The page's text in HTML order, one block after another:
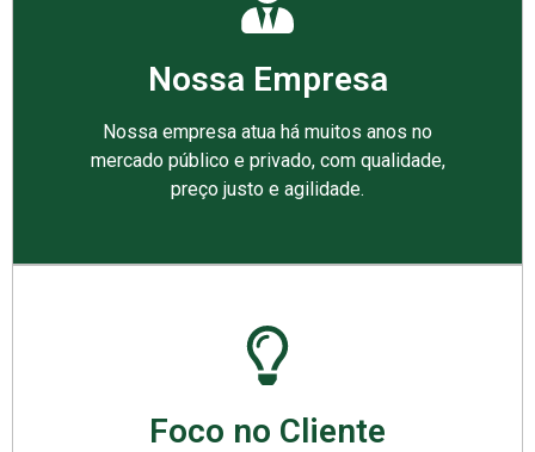
Nossa Empresa
Nossa empresa atua há muitos anos no
mercado público e privado, com qualidade,
preço justo e agilidade.
Foco no Cliente